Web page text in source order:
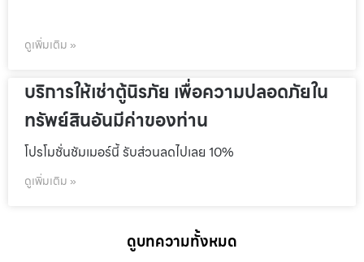
ดูเพิ่มเติม »
บริการให้เช่าตู้นิรภัย เพื่อความปลอดภัยใน
ทรัพย์สินอันมีค่าของท่าน
โปรโมชั่นชัมเมอร์นี้ รับส่วนลดไปเลย 10%
ดูเพิ่มเติม »
ดูบทความทั้งหมด